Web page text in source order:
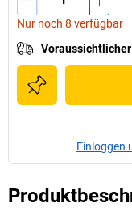
Nur noch 8 verfügbar
Einloggen